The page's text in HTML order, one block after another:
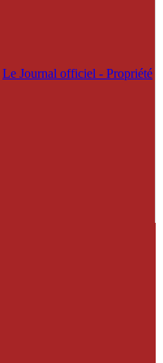
Le Journal officiel - Propriété